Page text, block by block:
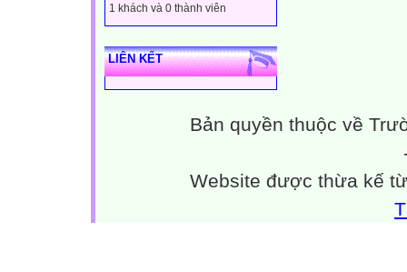
1 khách và 0 thành viên
LIÊN KẾT
Bản quyền thuộc về
Website được thừa kế